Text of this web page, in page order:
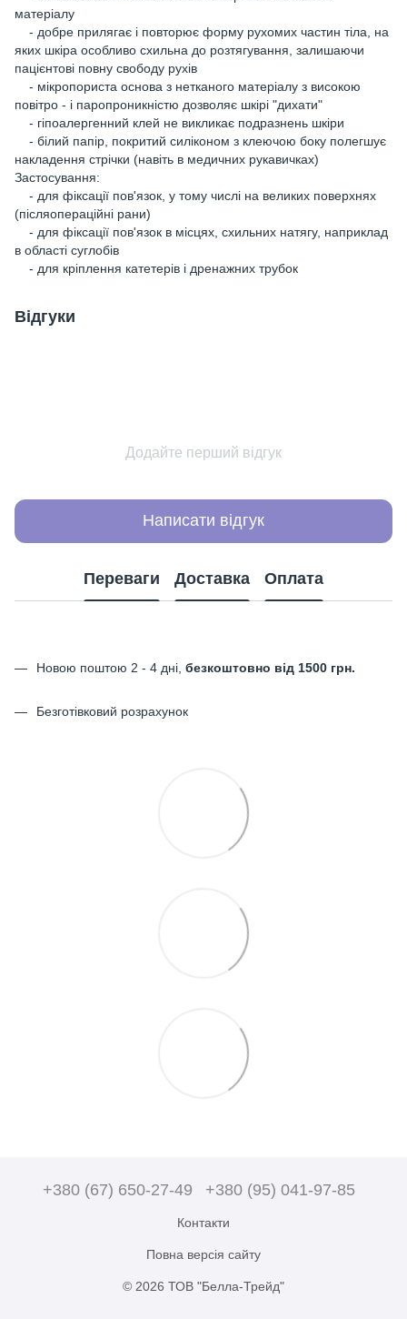
матеріалу
- добре прилягає і повторює форму рухомих частин тіла, на
яких шкіра особливо схильна до розтягування, залишаючи
пацієнтові повну свободу рухів
- мікропориста основа з нетканого матеріалу з високою
повітро - і паропроникністю дозволяє шкірі "дихати"
- гіпоалергенний клей не викликає подразнень шкіри
- білий папір, покритий силіконом з клеючою боку полегшує
накладення стрічки (навіть в медичних рукавичках)
Застосування:
- для фіксації пов'язок, у тому числі на великих поверхнях
(післяопераційні рани)
- для фіксації пов'язок в місцях, схильних натягу, наприклад
в області суглобів
- для кріплення катетерів і дренажних трубок
Відгуки
Додайте перший відгук
Написати відгук
Переваги Доставка Оплата
Новою поштою 2 - 4 дні, безкоштовно від 1500 грн.
Безготівковий розрахунок
+380 (67) 650-27-49 +380 (95) 041-97-85
Контакти
Повна версія сайту
© 2026 ТОВ "Белла-Трейд"